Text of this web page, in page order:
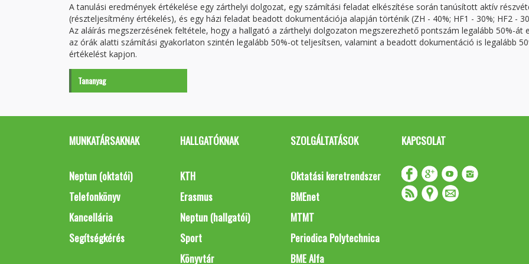
A tanulási eredmények értékelése egy zárthelyi dolgozat, egy számítási feladat elkészítése során tanúsított aktív
(részteljesítmény értékelés), és egy házi feladat beadott dokumentációja alapján történik (ZH - 40%; HF1 - 30%; HF2 -
Az aláírás megszerzésének feltétele, hogy a hallgató a zárthelyi dolgozaton megszerezhető pontszám legalább 50%-át
az órák alatti számítási gyakorlaton szintén legalább 50%-ot teljesítsen, valamint a beadott dokumentáció is legalább
értékelést kapjon.
Tananyag
MUNKATÁRSAKNAK
Neptun (oktatói)
Telefonkönyv
Kancellária
Segítségkérés
HALLGATÓKNAK
KTH
Erasmus
Neptun (hallgatói)
Sport
Könyvtár
SZOLGÁLTATÁSOK
Oktatási keretrendszer
BMEnet
MTMT
Periodica Polytechnica
BME Alfa
KAPCSOLAT